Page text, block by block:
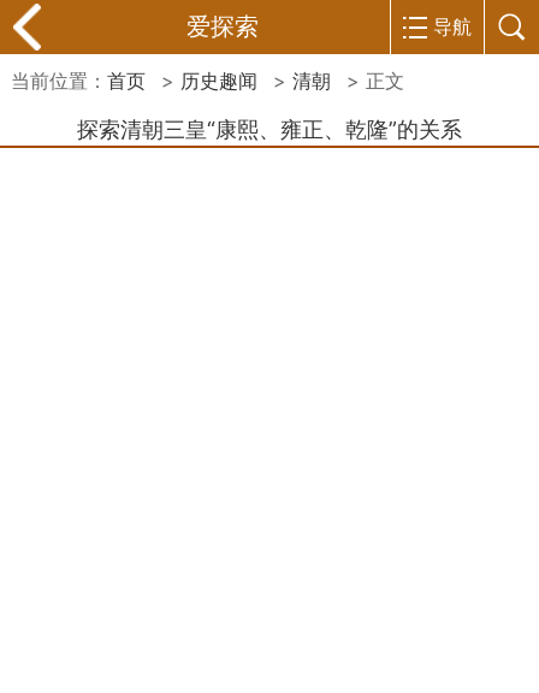
爱探索 导航
当前位置： 首页 > 历史趣闻 > 清朝 > 正文
探索清朝三皇“康熙、雍正、乾隆”的关系